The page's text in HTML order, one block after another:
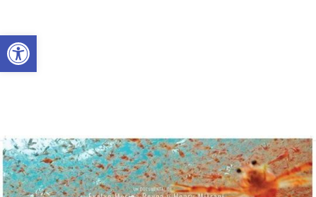
Abrir a barra de ferramentas